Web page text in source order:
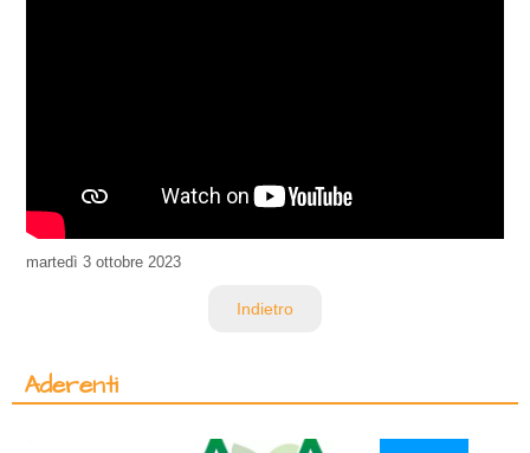
martedì 3 ottobre 2023
Indietro
Aderenti